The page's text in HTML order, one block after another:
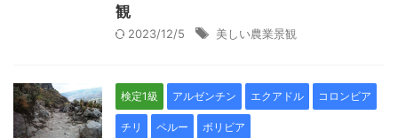
観
2023/12/5 美しい農業景観
検定1級 アルゼンチン エクアドル コロンビア
チリ ペルー ボリビア